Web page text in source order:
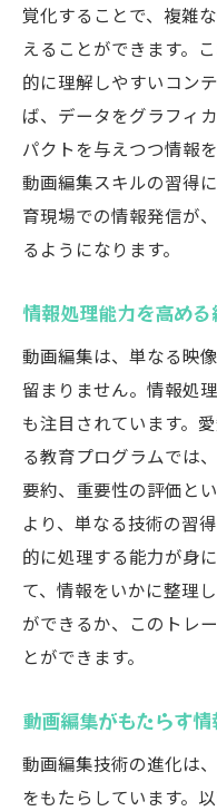
覚化することで、複雑
えることができます。
的に理解しやすいコン
ば、データをグラフィ
パクトを与えつつ情報
動画編集スキルの習得
育現場での情報発信が
るようになります。
情報処理能力を高め
動画編集は、単なる映
留まりません。情報処
も注目されています。
る教育プログラムでは
要約、重要性の評価と
より、単なる技術の習
的に処理する能力が身
て、情報をいかに整理
ができるか、このトレ
とができます。
動画編集がもたらす
動画編集技術の進化は
をもたらしています。